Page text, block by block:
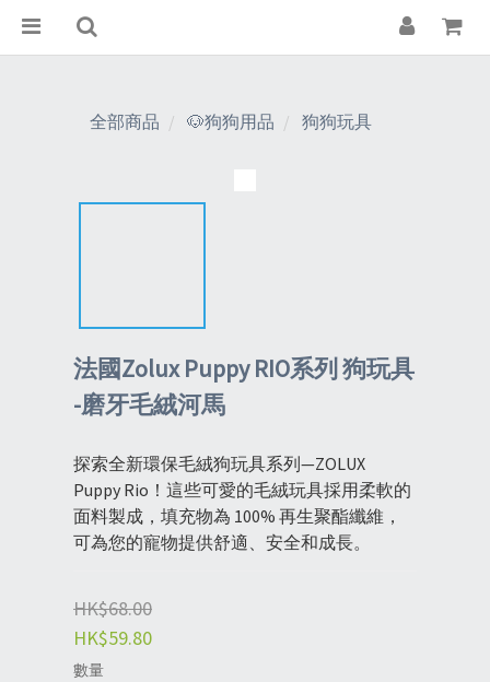
全部商品 🐶狗狗用品 狗狗玩具
法國Zolux Puppy RIO系列 狗玩具
-磨牙毛絨河馬
探索全新環保毛絨狗玩具系列—ZOLUX
Puppy Rio！這些可愛的毛絨玩具採用柔軟的
面料製成，填充物為 100% 再生聚酯纖維，
可為您的寵物提供舒適、安全和成長。
HK$68.00
HK$59.80
數量